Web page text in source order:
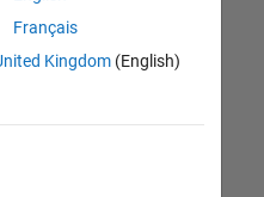
Français
Kingdom(English)